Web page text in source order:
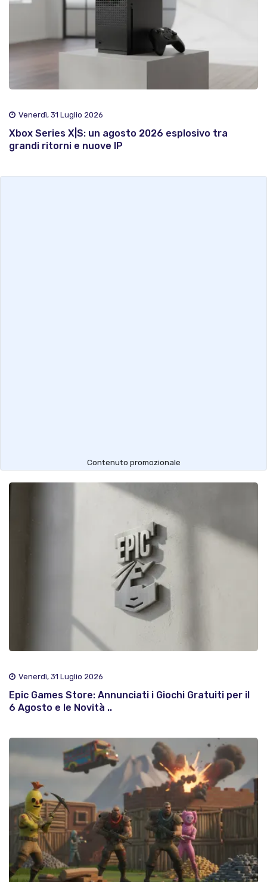
Venerdì, 31 Luglio 2026
Xbox Series X|S: un agosto 2026 esplosivo tra
grandi ritorni e nuove IP
Contenuto promozionale
Venerdì, 31 Luglio 2026
Epic Games Store: Annunciati i Giochi Gratuiti per il
6 Agosto e le Novità ..